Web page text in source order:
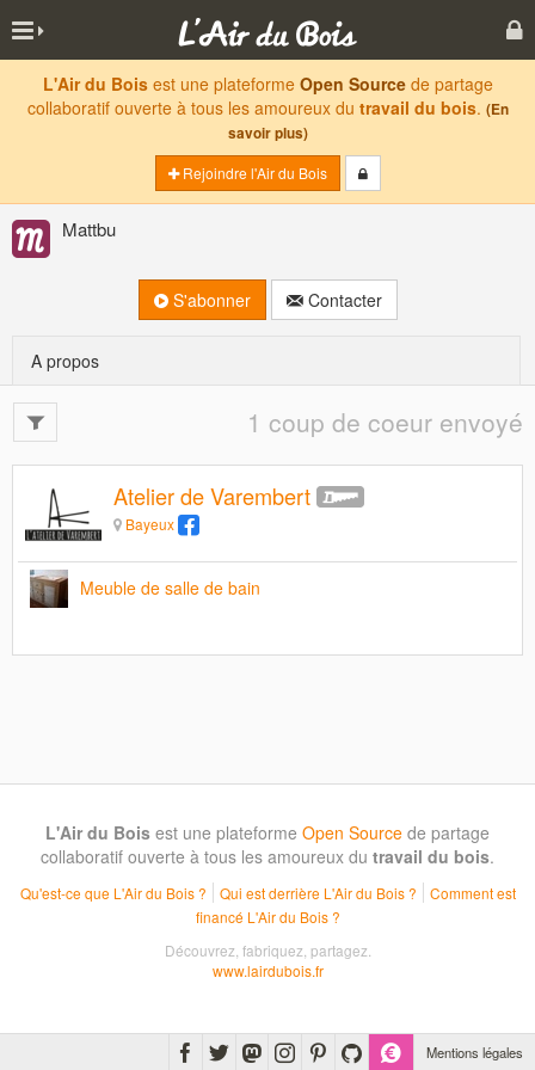
Mentions légales
L'Air du Boisest une plateforme Open Sourcede partage
collaboratif ouverte à tous les amoureux du travail du bois. (En
savoir plus)
Rejoindre l'Air du Bois
Mattbu
S'abonner Contacter
A propos
1 coup de coeur envoyé
Atelier de Varembert
Bayeux
Meuble de salle de bain
L'Air du Bois est une plateforme Open Source de partage
collaboratif ouverte à tous les amoureux du travail du bois.
Qu'est-ce que L'Air du Bois ? Qui est derrière L'Air du Bois ?
Comment est
financé L'Air du Bois ?
Découvrez, fabriquez, partagez.
www.lairdubois.fr